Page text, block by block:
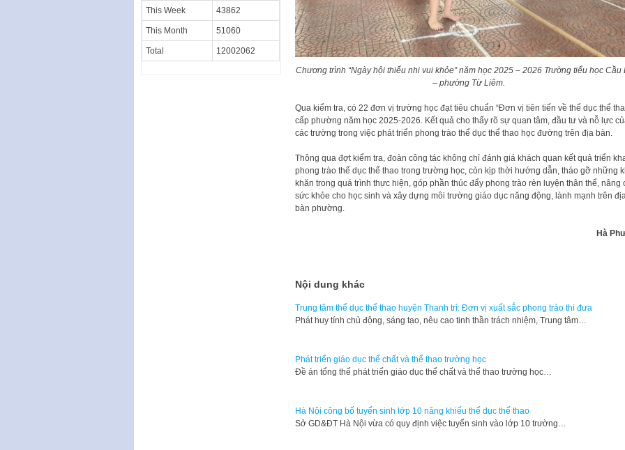
Chương trình “Ngày hội thiếu nhi vui khỏe” năm học 2025 – 2026 Trường tiểu học Cầu
– phường Từ Liêm.
Qua kiểm tra, có 22 đơn vị trường học đạt tiêu chuẩn “Đơn vị tiên tiến về thể dục thể
cấp phường năm học 2025-2026. Kết quả cho thấy rõ sự quan tâm, đầu tư và nỗ lực
các trường trong việc phát triển phong trào thể dục thể thao học đường trên địa bàn.
Thông qua đợt kiểm tra, đoàn công tác không chỉ đánh giá khách quan kết quả triển
phong trào thể dục thể thao trong trường học, còn kịp thời hướng dẫn, tháo gỡ những
khăn trong quá trình thực hiện, góp phần thúc đẩy phong trào rèn luyện thân thể, nâng
sức khỏe cho học sinh và xây dựng môi trường giáo dục năng động, lành mạnh trên
bàn phường.
Hà
Nội dung khác
Trung tâm thể dục thể thao huyện Thanh trì: Đơn vị xuất sắc phong trào thi đưa
Phát huy tính chủ động, sáng tạo, nêu cao tinh thần trách nhiệm, Trung tâm…
Phát triển giáo dục thể chất và thể thao trường học
Đề án tổng thể phát triển giáo dục thể chất và thể thao trường học…
Hà Nội công bố tuyển sinh lớp 10 năng khiếu thể dục thể thao
Sở GD&ĐT Hà Nội vừa có quy định việc tuyển sinh vào lớp 10 trường…
This Week 43862
This Month 51060
Total 12002062